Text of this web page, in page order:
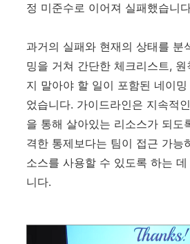
정 미준수로 이어져 실패했습니
과거의 실패와 현재의 상태를 분
밍을 거쳐 간단한 체크리스트,
지 말아야 할 일이 포함된 네이
었습니다. 가이드라인은 지속적
을 통해 살아있는 리소스가 되도
격한 통제보다는 팀이 접근 가능
소스를 사용할 수 있도록 하는
니다.